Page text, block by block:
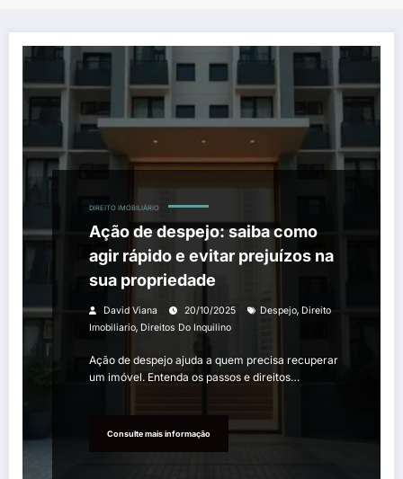
DIREITO IMOBILIÁRIO
Ação de despejo: saiba como
agir rápido e evitar prejuízos na
sua propriedade
David Viana 20/10/2025 Despejo, Direito
Imobiliario, Direitos Do Inquilino
Ação de despejo ajuda a quem precisa recuperar
um imóvel. Entenda os passos e direitos…
Consulte mais informação